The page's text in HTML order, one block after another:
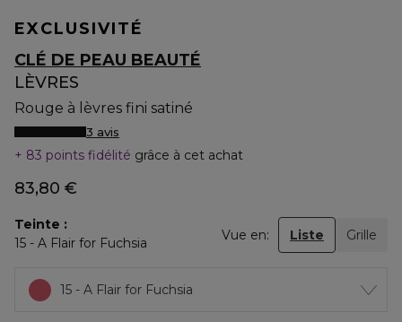
EXCLUSIVITÉ
CLÉ DE PEAU BEAUTÉ
LÈVRES
Rouge à lèvres fini satiné
3 avis
83 points fidélité grâce à cet achat
83,80 €
Teinte
15 - A Flair for Fuchsia
Vue en: Liste Grille
15 - A Flair for Fuchsia